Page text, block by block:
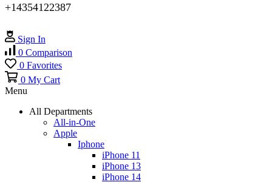
+14354122387
Sign In
0 Comparison
0 Favorites
0 My Cart
Menu
All Departments
All-in-One
Apple
Iphone
iPhone 11
iPhone 13
iPhone 14